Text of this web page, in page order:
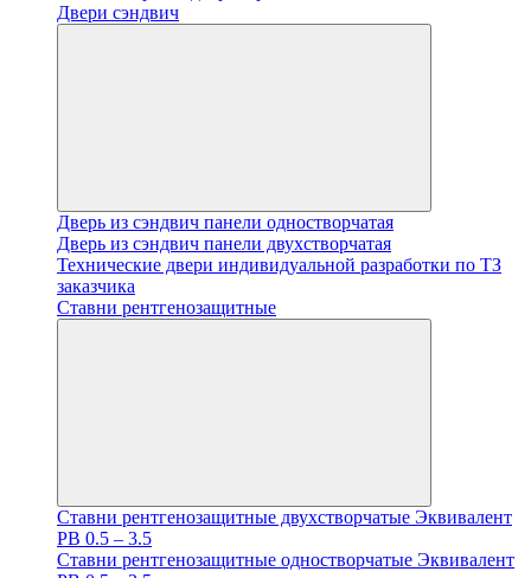
Двери сэндвич
Дверь из сэндвич панели одностворчатая
Дверь из сэндвич панели двухстворчатая
Технические двери индивидуальной разработки по ТЗ
заказчика
Ставни рентгенозащитные
Ставни рентгенозащитные двухстворчатые Эквивалент
PB 0.5 – 3.5
Ставни рентгенозащитные одностворчатые Эквивалент